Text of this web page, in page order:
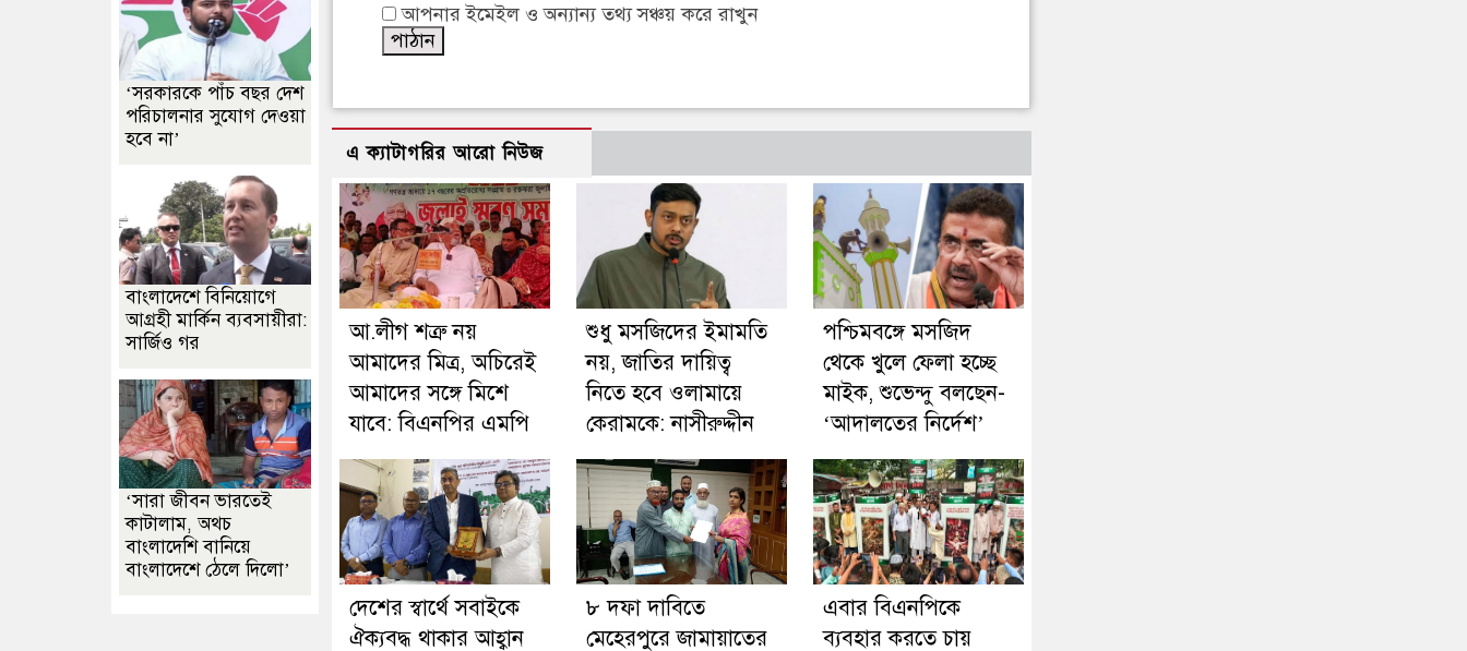
আপনার ইমেইল ও অন্যান্য তথ্য সঞ্চয় করে রাখুন
এ ক্যাটাগরির আরো নিউজ
আ.লীগ শত্রু নয়
আমাদের মিত্র, অচিরেই
আমাদের সঙ্গে মিশে
যাবে: বিএনপির এমপি
শুধু মসজিদের ইমামতি
নয়, জাতির দায়িত্ব
নিতে হবে ওলামায়ে
কেরামকে: নাসীরুদ্দীন
পশ্চিমবঙ্গে মসজিদ
থেকে খুলে ফেলা হচ্ছে
মাইক, শুভেন্দু বলছেন-
‘আদালতের নির্দেশ’
দেশের স্বার্থে সবাইকে
ঐক্যবদ্ধ থাকার আহ্বান
৮ দফা দাবিতে
মেহেরপুরে জামায়াতের
এবার বিএনপিকে
ব্যবহার করতে চায়
‘সরকারকে পাঁচ বছর দেশ
পরিচালনার সুযোগ দেওয়া
হবে না’
বাংলাদেশে বিনিয়োগে
আগ্রহী মার্কিন ব্যবসায়ীরা:
সার্জিও গর
‘সারা জীবন ভারতেই
কাটালাম, অথচ
বাংলাদেশি বানিয়ে
বাংলাদেশে ঠেলে দিলো’